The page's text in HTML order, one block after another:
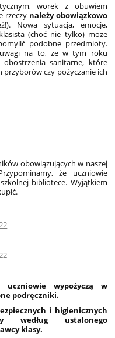
worek z obuwiem
rzeczy należy obowiązkowo
Nowa sytuacja, emocje,
(choć nie tylko) może
podobne przedmioty.
na to, że w tym roku
obostrzenia sanitarne, które
przyborów czy pożyczanie ich
obowiązujących w naszej
że uczniowie
bibliotece. Wyjątkiem
wypożyczą w
podręczniki.
i higienicznych
według ustalonego
klasy.